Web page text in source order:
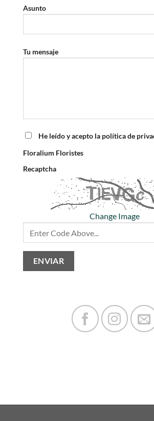
Asunto
Tu mensaje
He leído y acepto la política de
Floralium Floristes
Recaptcha
Change Image